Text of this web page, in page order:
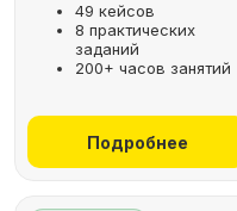
49 кейсов
8 практических
заданий
200+ часов занятий
Подробнее